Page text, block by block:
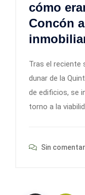
cómo
Concón
Tras el reciente
dunar de la
de edificios, se
torno a la
Sin